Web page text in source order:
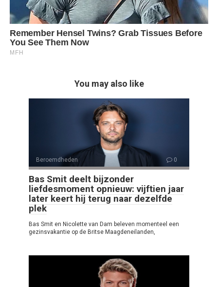
You may also like
Beroemdheden 0
Bas Smit deelt bijzonder
liefdesmoment opnieuw: vijftien jaar
later keert hij terug naar dezelfde
plek
Bas Smit en Nicolette van Dam beleven momenteel een
gezinsvakantie op de Britse Maagdeneilanden,